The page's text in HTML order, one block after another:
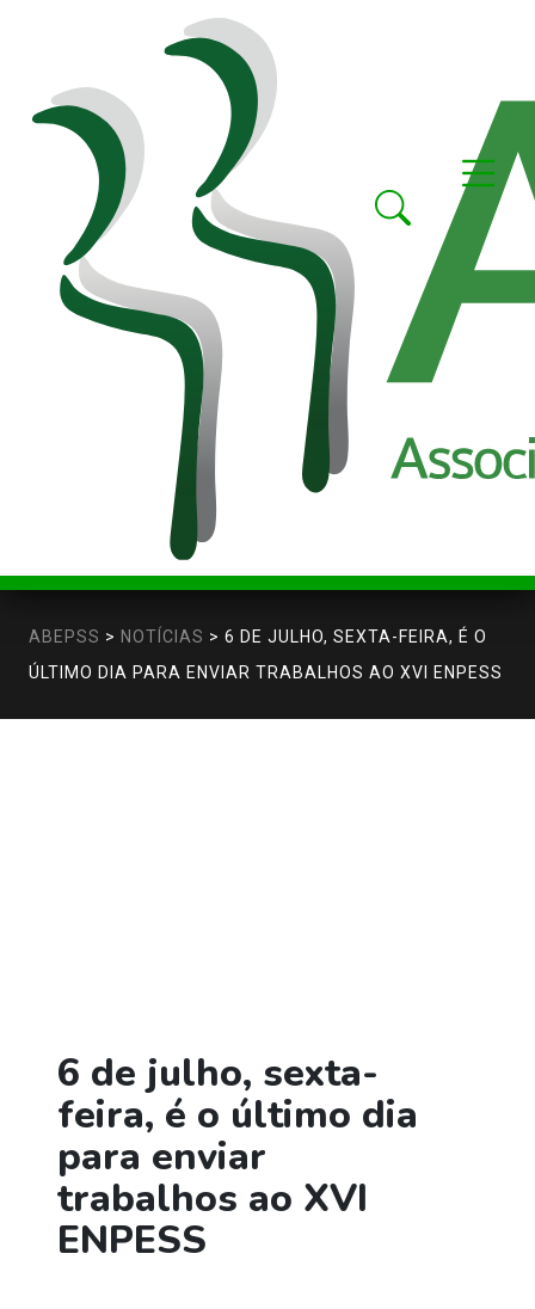
ABEPSS > NOTÍCIAS > 6 DE JULHO, SEXTA-FEIRA, É O
ÚLTIMO DIA PARA ENVIAR TRABALHOS AO XVI ENPESS
6 de julho, sexta-
feira, é o último dia
para enviar
trabalhos ao XVI
ENPESS